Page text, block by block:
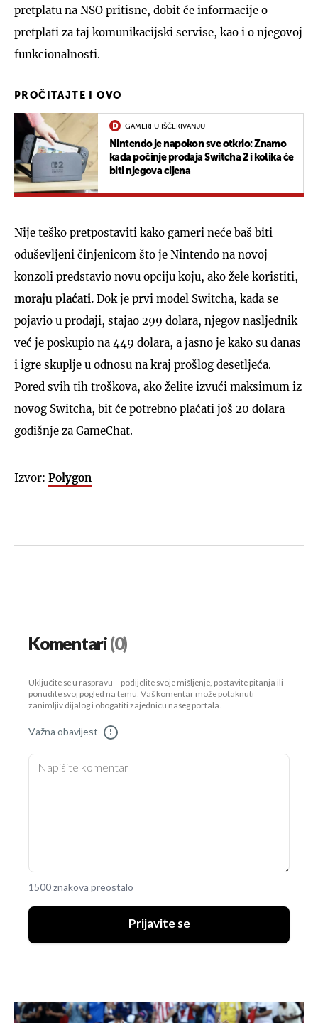
pretplatu na NSO pritisne, dobit će informacije o
pretplati za taj komunikacijski servise, kao i o njegovoj
funkcionalnosti.
PROČITAJTE I OVO
GAMERI U IŠČEKIVANJU
Nintendo je napokon sve otkrio: Znamo
kada počinje prodaja Switcha 2 i kolika će
biti njegova cijena
Nije teško pretpostaviti kako gameri neće baš biti
oduševljeni činjenicom što je Nintendo na novoj
konzoli predstavio novu opciju koju, ako žele koristiti,
moraju plaćati. Dok je prvi model Switcha, kada se
pojavio u prodaji, stajao 299 dolara, njegov nasljednik
već je poskupio na 449 dolara, a jasno je kako su danas
i igre skuplje u odnosu na kraj prošlog desetljeća.
Pored svih tih troškova, ako želite izvući maksimum iz
novog Switcha, bit će potrebno plaćati još 20 dolara
godišnje za GameChat.
Izvor: Polygon
Komentari(0)
Uključite se u raspravu – podijelite svoje mišljenje, postavite pitanja ili
ponudite svoj pogled na temu. Vaš komentar može potaknuti
zanimljiv dijalog i obogatiti zajednicu našeg portala.
Važna obavijest !
1500 znakova preostalo
Prijavite se